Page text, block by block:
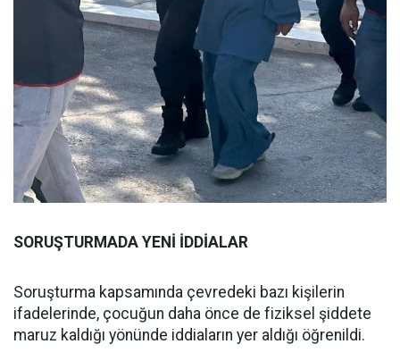
SORUŞTURMADA YENİ İDDİALAR
Soruşturma kapsamında çevredeki bazı kişilerin
ifadelerinde, çocuğun daha önce de fiziksel şiddete
maruz kaldığı yönünde iddiaların yer aldığı öğrenildi.